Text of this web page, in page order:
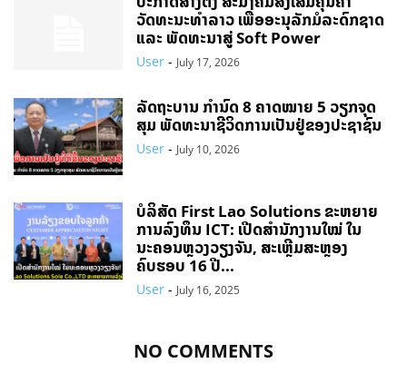
ວັດທະນະທຳລາວ ເພື່ອອະນຸລັກມໍລະດົກຊາດ
ແລະ ພັດທະນາສູ່ Soft Power
User - July 17, 2026
ລັດຖະບານ ກຳນົດ 8 ຄາດໝາຍ 5 ວຽກຈຸດ
ສຸມ ພັດທະນາຊີວິດການເປັນຢູ່ຂອງປະຊາຊົນ
User - July 10, 2026
ບໍລິສັດ First Lao Solutions ຂະຫຍາຍ
ການລົງທຶນ ICT: ເປີດສຳນັກງານໃໝ່ ໃນ
ນະຄອນຫຼວງວຽງຈັນ, ສະເຫຼີມສະຫຼອງ
ຄົບຮອບ 16 ປີ...
User - July 16, 2025
NO COMMENTS